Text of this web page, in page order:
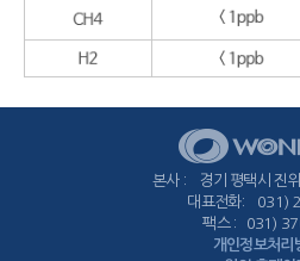
본사
경기 평택시 진
대표전화
031)
팩스
031)
개인정보처리